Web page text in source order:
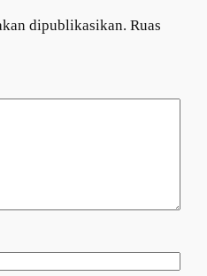
dipublikasikan. Ruas